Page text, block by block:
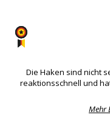
Die Haken sind nicht
reaktionsschnell und
Mehr